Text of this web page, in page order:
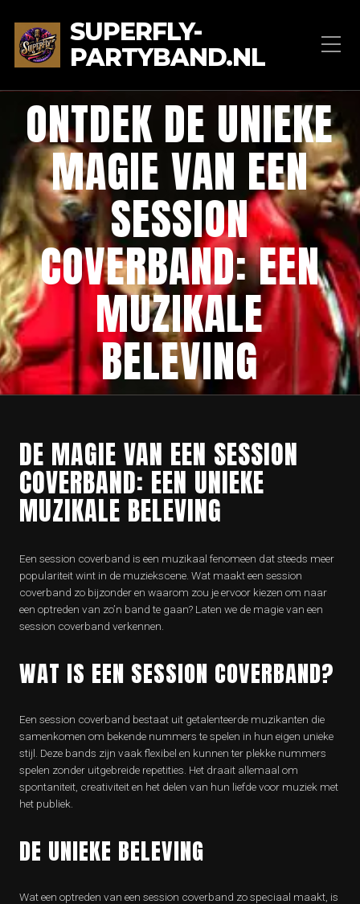
SUPERFLY-
PARTYBAND.NL
ONTDEK DE UNIEKE
MAGIE VAN EEN
SESSION
COVERBAND: EEN
MUZIKALE
BELEVING
DE MAGIE VAN EEN SESSION
COVERBAND: EEN UNIEKE
MUZIKALE BELEVING
Een session coverband is een muzikaal fenomeen dat steeds meer
populariteit wint in de muziekscene. Wat maakt een session
coverband zo bijzonder en waarom zou je ervoor kiezen om naar
een optreden van zo’n band te gaan? Laten we de magie van een
session coverband verkennen.
WAT IS EEN SESSION COVERBAND?
Een session coverband bestaat uit getalenteerde muzikanten die
samenkomen om bekende nummers te spelen in hun eigen unieke
stijl. Deze bands zijn vaak flexibel en kunnen ter plekke nummers
spelen zonder uitgebreide repetities. Het draait allemaal om
spontaniteit, creativiteit en het delen van hun liefde voor muziek met
het publiek.
DE UNIEKE BELEVING
Wat een optreden van een session coverband zo speciaal maakt, is